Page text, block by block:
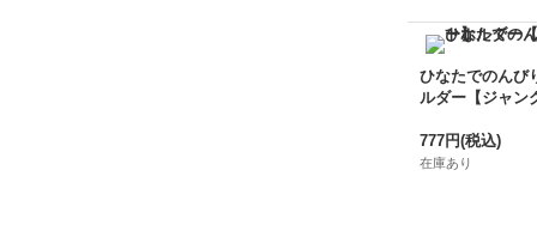
ひなたでのんび
ルダー【ジャン
777円(税込)
在庫あり